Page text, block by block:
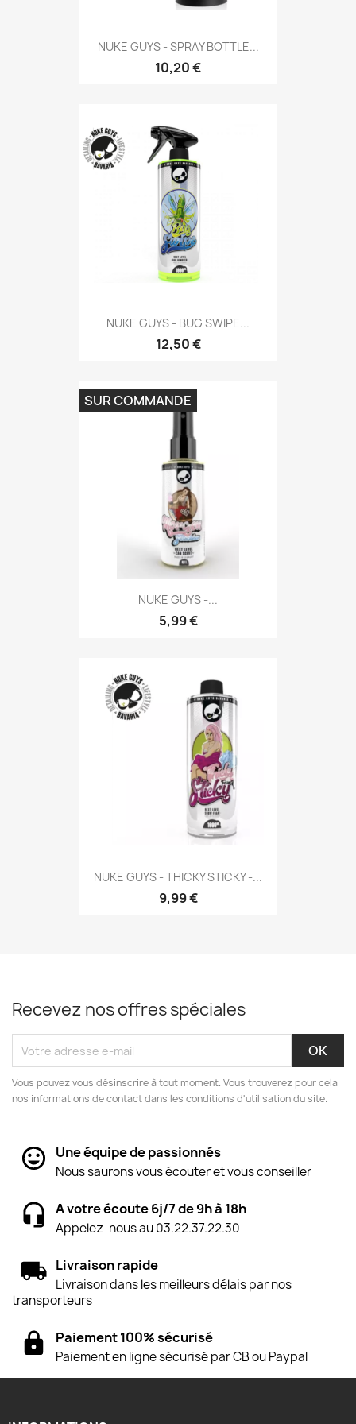
NUKE GUYS - SPRAY BOTTLE...
10,20 €
NUKE GUYS - BUG SWIPE...
12,50 €
NUKE GUYS -...
5,99 €
SUR COMMANDE
NUKE GUYS - THICKY STICKY -...
9,99 €
Recevez nos offres spéciales
Vous pouvez vous désinscrire à tout moment. Vous trouverez pour cela
nos informations de contact dans les conditions d'utilisation du site.
Une équipe de passionnés
Nous saurons vous écouter et vous conseiller
A votre écoute 6j/7 de 9h à 18h
Appelez-nous au 03.22.37.22.30
Livraison rapide
Livraison dans les meilleurs délais par nos
transporteurs
Paiement 100% sécurisé
Paiement en ligne sécurisé par CB ou Paypal